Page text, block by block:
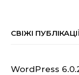
СВІЖІ
WordPress